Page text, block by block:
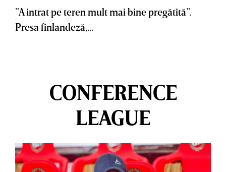
”A intrat pe teren mult mai bine pregătită”.
Presa finlandeză,...
CONFERENCE
LEAGUE